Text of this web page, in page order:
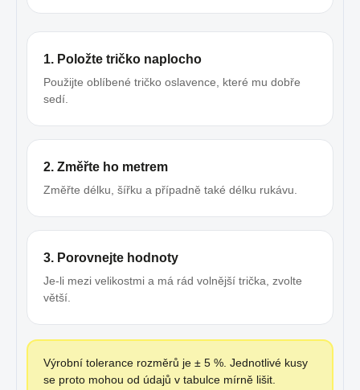
1. Položte tričko naplocho
Použijte oblíbené tričko oslavence, které mu dobře
sedí.
2. Změřte ho metrem
Změřte délku, šířku a případně také délku rukávu.
3. Porovnejte hodnoty
Je-li mezi velikostmi a má rád volnější trička, zvolte
větší.
Výrobní tolerance rozměrů je ± 5 %. Jednotlivé kusy
se proto mohou od údajů v tabulce mírně lišit.